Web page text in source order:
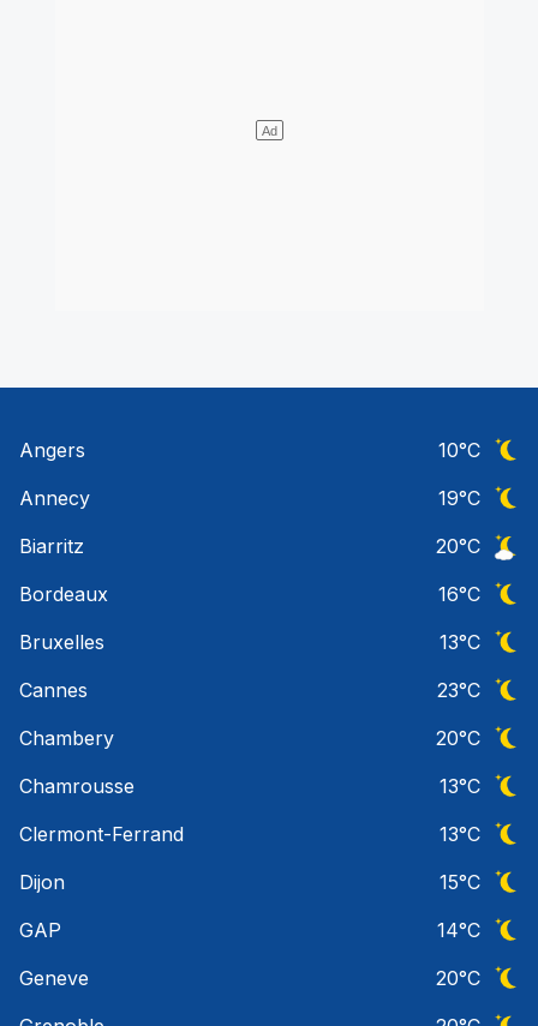
Angers 10°C
Annecy
19°C
Biarritz
20°C
Bordeaux
16°C
Bruxelles
13°C
Cannes
23°C
Chambery
20°C
Chamrousse
13°C
Clermont-Ferrand
13°C
Dijon
15°C
GAP
14°C
Geneve
20°C